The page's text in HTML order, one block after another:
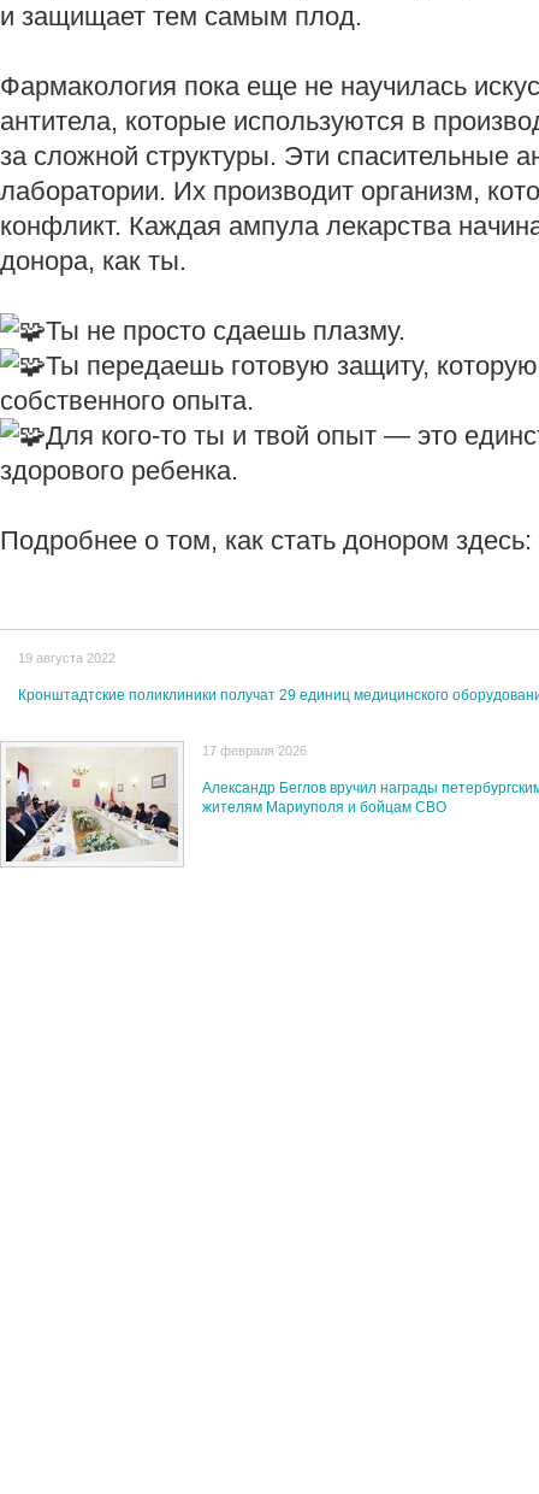
и защищает тем самым плод.
Фармакология пока еще не научилась
антитела, которые используются в
за сложной структуры. Эти спасительные
лаборатории. Их производит организм,
конфликт. Каждая ампула лекарства
донора, как ты.
Ты не просто сдаешь плазму.
Ты передаешь готовую защиту,
собственного опыта.
Для кого-то ты и твой опыт — это
здорового ребенка.
Подробнее о том, как стать донором здесь:
19 августа 2022
Кронштадтские поликлиники получат 29 единиц медицинского
17 февраля 2026
Александр Беглов вручил награды
жителям Мариуполя и бойцам СВО